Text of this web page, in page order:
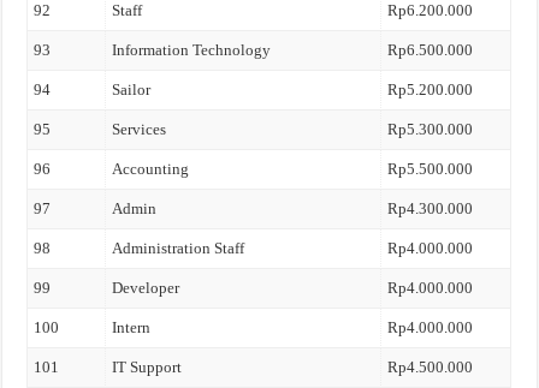
92 Staff Rp6.200.000
93 Information Technology Rp6.500.000
94 Sailor Rp5.200.000
95 Services Rp5.300.000
96 Accounting Rp5.500.000
97 Admin Rp4.300.000
98 Administration Staff Rp4.000.000
99 Developer Rp4.000.000
100 Intern Rp4.000.000
101 IT Support Rp4.500.000